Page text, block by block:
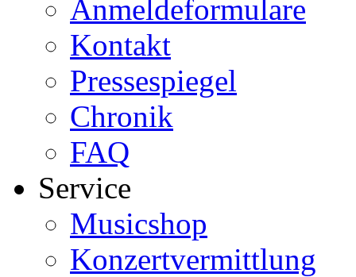
Anmeldeformulare
Kontakt
Pressespiegel
Chronik
FAQ
Service
Musicshop
Konzertvermittlung